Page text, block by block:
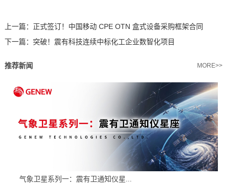
上一篇： 正式签订！中国移动 CPE OTN 盒式设备采购框架合同
下一篇： 突破！震有科技连续中标化工企业数智化项目
推荐新闻 MORE>>
气象卫星系列一：震有卫通知仪星...